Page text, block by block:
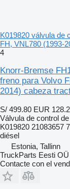
K019820 válvula de
FH, VNL780 (1993-
4
Knorr-Bremse
freno para Volvo
2014) cabeza
S/ 499.80 EUR
Válvula de control
K019820 21083657
diésel
Estonia, Tallinn
TruckParts Eesti OÜ
Contacte con el